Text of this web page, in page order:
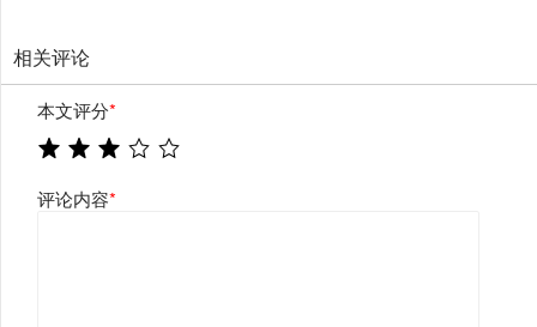
相关评论
本文评分*
评论内容*